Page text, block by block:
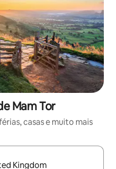
Mam Tor
casas e muito mais
disponíveis, navegue com